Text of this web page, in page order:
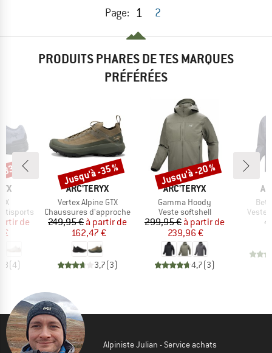
Page: 1 2
PRODUITS PHARES DE TES MARQUES
PRÉFÉRÉES
réduit
de
€
(4)
%
MARQUE
ARC'TERYX
Article
Vertex Alpine GTX
Product group
Chaussures d'approche
Prix
249,95 € Prix réduit
à partir de
162,47 €
3,7(3)
Remise
Jusqu'à -35 %
MARQUE
ARC'TERYX
Article
Gamma Hoody
Product group
Veste softshell
Prix
299,95 € Prix réduit
à partir de
239,96 €
4,7(3)
Remise
Jusqu'à -20 %
Veste
Alpiniste Julian - Service achats